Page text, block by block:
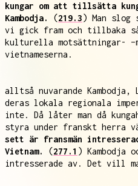
kungar om att tillsätta
Kambodja.
(219.3) Man slog
vi gick fram och tillbaka
kulturella motsättningar-
vietnameserna.
alltså nuvarande Kambodja,
deras lokala regionala
inte. Då låter man då
styra under franskt herra
sett är fransmän
Vietnam.
(277.1 ) Kambodja
intresserade av. Det vill